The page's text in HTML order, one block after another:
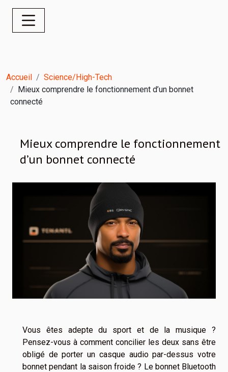
Accueil
Science/High-Tech
Mieux comprendre le fonctionnement d’un bonnet
connecté
Mieux comprendre le fonctionnement
d’un bonnet connecté
Vous êtes adepte du sport et de la musique ?
Pensez-vous à comment concilier les deux sans être
obligé de porter un casque audio par-dessus votre
bonnet pendant la saison froide ? Le bonnet Bluetooth